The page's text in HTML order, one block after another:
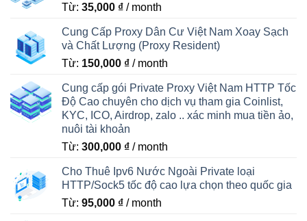
Từ: 35,000 ₫ / month
Cung Cấp Proxy Dân Cư Việt Nam Xoay Sạch
và Chất Lượng (Proxy Resident)
Từ: 150,000 ₫ / month
Cung cấp gói Private Proxy Việt Nam HTTP Tốc
Độ Cao chuyên cho dịch vụ tham gia Coinlist,
KYC, ICO, Airdrop, zalo .. xác minh mua tiền ảo,
nuôi tài khoản
Từ: 300,000 ₫ / month
Cho Thuê Ipv6 Nước Ngoài Private loại
HTTP/Sock5 tốc độ cao lựa chọn theo quốc gia
Từ: 95,000 ₫ / month